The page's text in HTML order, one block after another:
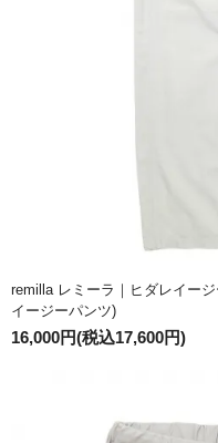
remilla レミーラ｜ヒダレイー
イージーパンツ)
16,000円(税込17,600円)